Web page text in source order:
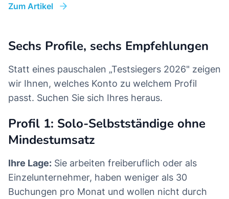
Zum Artikel
Sechs Profile, sechs Empfehlungen
Statt eines pauschalen „Testsiegers 2026" zeigen
wir Ihnen, welches Konto zu welchem Profil
passt. Suchen Sie sich Ihres heraus.
Profil 1: Solo-Selbstständige ohne
Mindestumsatz
Ihre Lage: Sie arbeiten freiberuflich oder als
Einzelunternehmer, haben weniger als 30
Buchungen pro Monat und wollen nicht durch